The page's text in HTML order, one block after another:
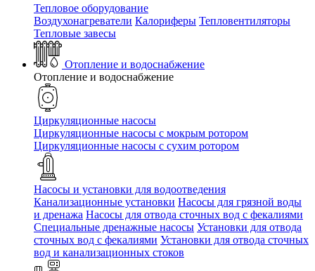
Тепловое оборудование
Воздухонагреватели Калориферы Тепловентиляторы
Тепловые завесы
Отопление и водоснабжение
Отопление и водоснабжение
Циркуляционные насосы
Циркуляционные насосы с мокрым ротором
Циркуляционные насосы с сухим ротором
Насосы и установки для водоотведения
Канализационные установки Насосы для грязной воды
и дренажа Насосы для отвода сточных вод c фекалиями
Специальные дренажные насосы Установки для отвода
сточных вод c фекалиями Установки для отвода сточных
вод и канализационных стоков